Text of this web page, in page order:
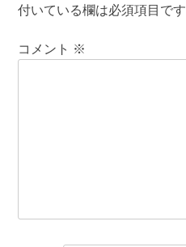
付いている欄は必須項目です
コメント ※